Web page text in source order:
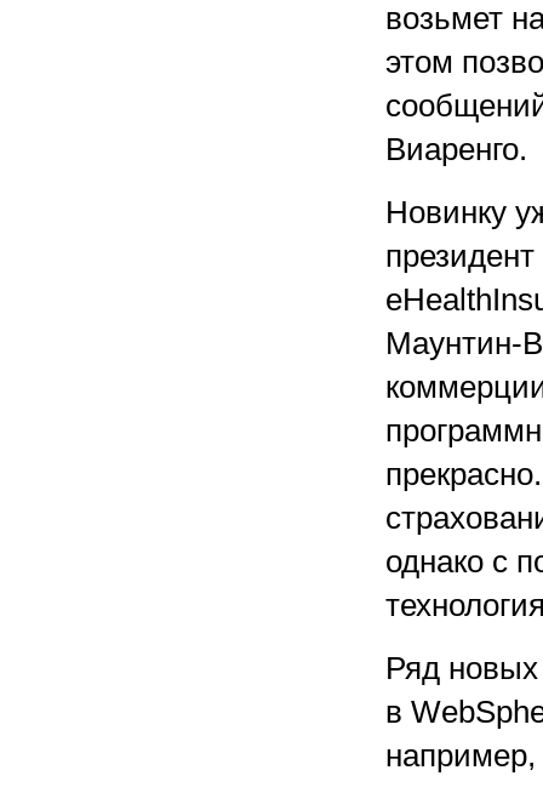
возьмет
этом
Виаренго.
Новинку
Маунтин-
однако с
Ряд
в